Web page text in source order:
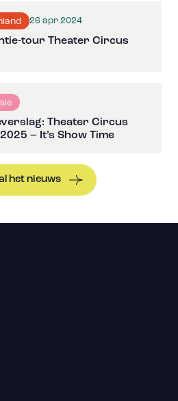
26 apr 2024
tour Theater Circus
Theater Circus
– It’s Show Time
het nieuws